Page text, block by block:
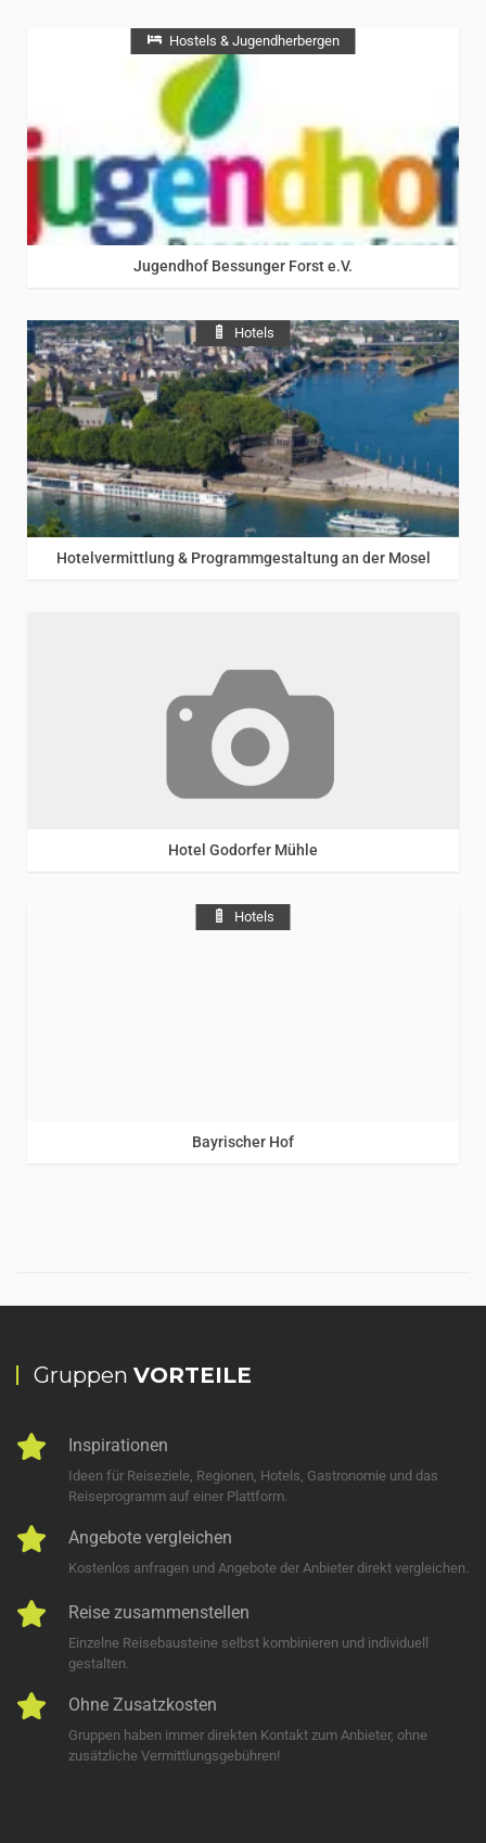
Hostels & Jugendherbergen
Rheinhessen/Rhein
Jugendhof Bessunger Forst e.V.
Hotels
Mosel/Rhein
Hotelvermittlung & Programmgestaltung an der Mosel
Rhein
Hotel Godorfer Mühle
Hotels
Rhein/Neckartal
Bayrischer Hof
Gruppen VORTEILE
Inspirationen
Ideen für Reiseziele, Regionen, Hotels, Gastronomie und das
Reiseprogramm auf einer Plattform.
Angebote vergleichen
Kostenlos anfragen und Angebote der Anbieter direkt vergleichen.
Reise zusammenstellen
Einzelne Reisebausteine selbst kombinieren und individuell
gestalten.
Ohne Zusatzkosten
Gruppen haben immer direkten Kontakt zum Anbieter, ohne
zusätzliche Vermittlungsgebühren!